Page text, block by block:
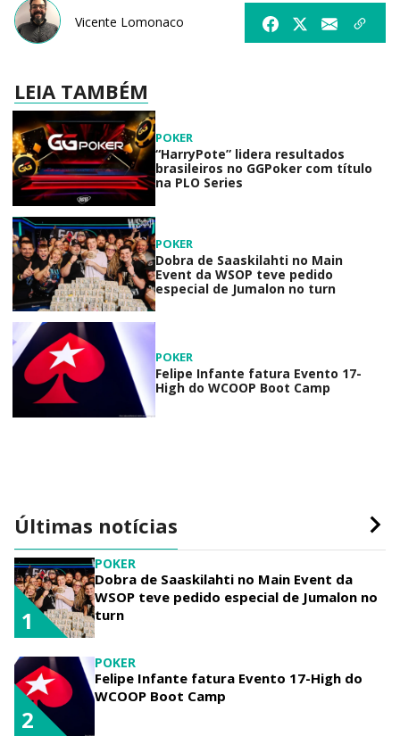
Vicente Lomonaco
LEIA TAMBÉM
POKER
“HarryPote” lidera resultados
brasileiros no GGPoker com título
na PLO Series
POKER
Dobra de Saaskilahti no Main
Event da WSOP teve pedido
especial de Jumalon no turn
POKER
Felipe Infante fatura Evento 17-
High do WCOOP Boot Camp
Últimas notícias
POKER
Dobra de Saaskilahti no Main Event da
WSOP teve pedido especial de Jumalon no
turn
1
POKER
Felipe Infante fatura Evento 17-High do
WCOOP Boot Camp
2